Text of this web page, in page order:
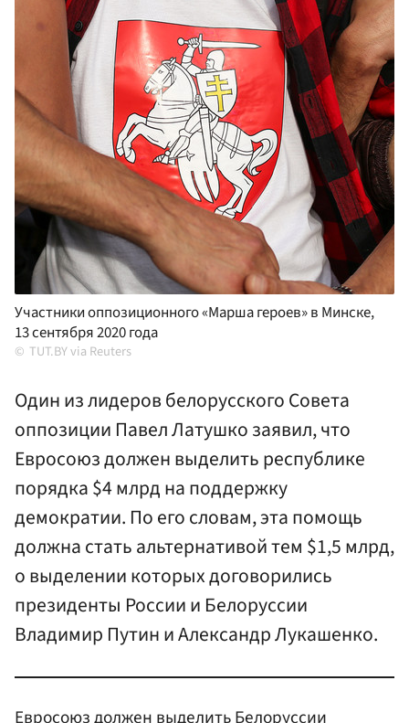
Участники оппозиционного «Марша героев» в Минске,
13 сентября 2020 года
TUT.BY via Reuters
Один из лидеров белорусского Совета
оппозиции Павел Латушко заявил, что
Евросоюз должен выделить республике
порядка $4 млрд на поддержку
демократии. По его словам, эта помощь
должна стать альтернативой тем $1,5 млрд,
о выделении которых договорились
президенты России и Белоруссии
Владимир Путин и Александр Лукашенко.
Евросоюздолжен выделить Белоруссии